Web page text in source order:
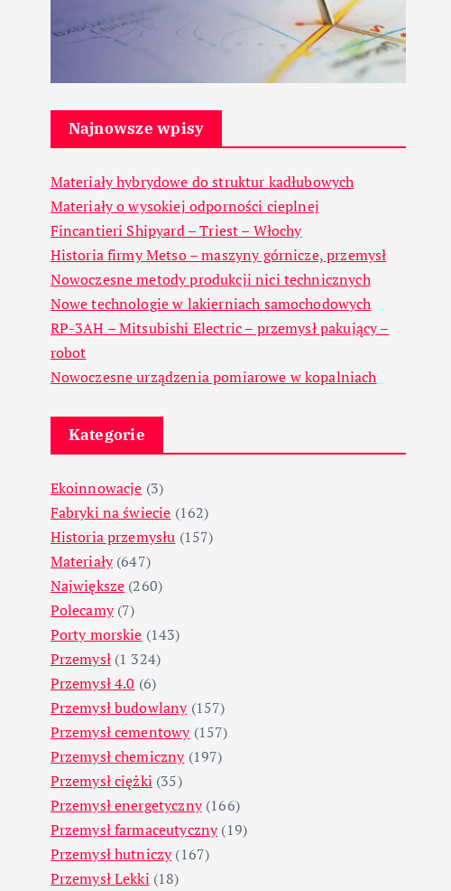
Najnowsze wpisy
Materiały hybrydowe do struktur kadłubowych
Materiały o wysokiej odporności cieplnej
Fincantieri Shipyard – Triest – Włochy
Historia firmy Metso – maszyny górnicze, przemysł
Nowoczesne metody produkcji nici technicznych
Nowe technologie w lakierniach samochodowych
RP-3AH – Mitsubishi Electric – przemysł pakujący –
robot
Nowoczesne urządzenia pomiarowe w kopalniach
Kategorie
Ekoinnowacje (3)
Fabryki na świecie (162)
Historia przemysłu (157)
Materiały(647)
Największe (260)
Polecamy(7)
Porty morskie (143)
Przemysł(1 324)
Przemysł 4.0 (6)
Przemysł budowlany(157)
Przemysł cementowy(157)
Przemysł chemiczny(197)
Przemysł ciężki (35)
Przemysł energetyczny(166)
Przemysł farmaceutyczny(19)
Przemysł hutniczy(167)
Przemysł Lekki (18)